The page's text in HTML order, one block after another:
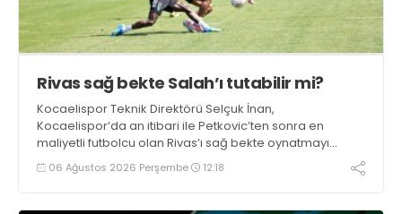
Rivas sağ bekte Salah’ı tutabilir mi?
Kocaelispor Teknik Direktörü Selçuk İnan,
Kocaelispor’da an itibari ile Petkovic’ten sonra en
maliyetli futbolcu olan Rivas’ı sağ bekte oynatmayı
düşünüyor.
06 Ağustos 2026 Perşembe 12:18